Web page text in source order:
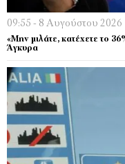
09:55 - 8 Αυγούστου 2026
«Μην μιλάτε, κατέχετε το
Άγκυρα